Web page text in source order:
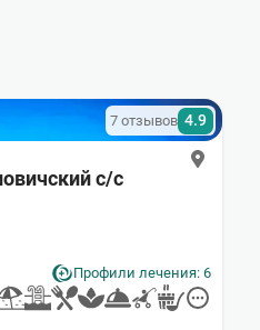
края
города
7 отзывов 4.9
с/с
Профили лечения: 6